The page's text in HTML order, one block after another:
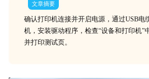
文章摘要
确认打印机连接并开启电源，通过USB电
机，安装驱动程序，检查“设备和打印机”
并打印测试页。